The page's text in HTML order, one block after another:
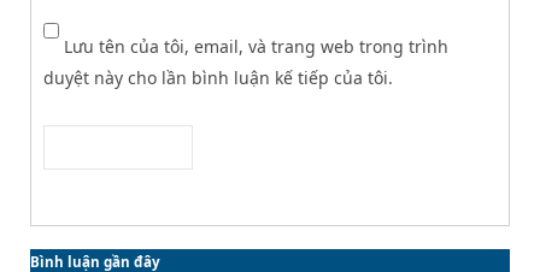
Lưu tên của tôi, email, và trang web trong trình
duyệt này cho lần bình luận kế tiếp của tôi.
Bình luận gần đây